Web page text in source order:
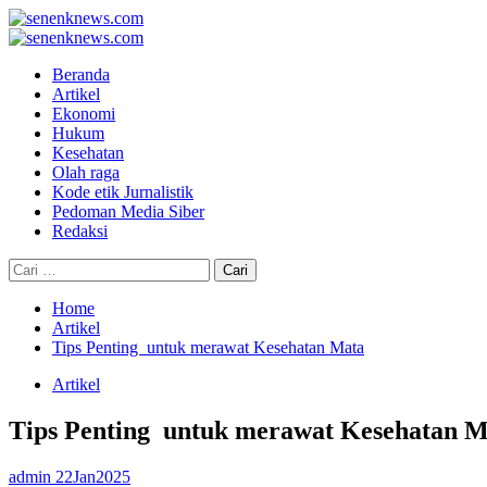
Skip
to
Primary
Beranda
Artikel
Ekonomi
Hukum
Kesehatan
Olah raga
Kode etik Jurnalistik
Pedoman Media Siber
Redaksi
Cari
untuk:
Home
Artikel
Tips Penting untuk merawat Kesehatan Mata
Artikel
Tips Penting untuk merawat Kesehatan
admin 22Jan2025